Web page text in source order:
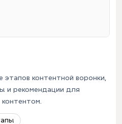
контентной воронки,
и рекомендации для